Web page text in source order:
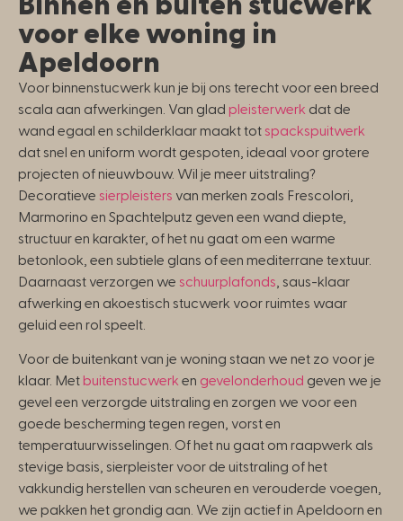
voor elke woning in
Apeldoorn
Voor binnenstucwerk kun je bij ons terecht voor een breed
scala aan afwerkingen. Van glad pleisterwerk dat de
wand egaal en schilderklaar maakt totspackspuitwerk
dat snel en uniform wordt gespoten, ideaal voor grotere
projecten of nieuwbouw. Wil je meer uitstraling?
Decoratieve sierpleisters van merken zoals Frescolori,
Marmorino en Spachtelputz geven een wand diepte,
structuur en karakter, of het nu gaat om een warme
betonlook, een subtiele glans of een mediterrane textuur.
Daarnaast verzorgen we schuurplafonds , saus-klaar
afwerking en akoestisch stucwerk voor ruimtes waar
geluid een rol speelt.
Voor de buitenkant van je woning staan we net zo voor je
klaar. Met buitenstucwerk en gevelonderhoud geven we je
gevel een verzorgde uitstraling en zorgen we voor een
goede bescherming tegen regen, vorst en
temperatuurwisselingen. Of het nu gaat om raapwerk als
stevige basis, sierpleister voor de uitstraling of het
vakkundig herstellen van scheuren en verouderde voegen,
we pakken het grondig aan. We zijn actief in Apeldoorn en